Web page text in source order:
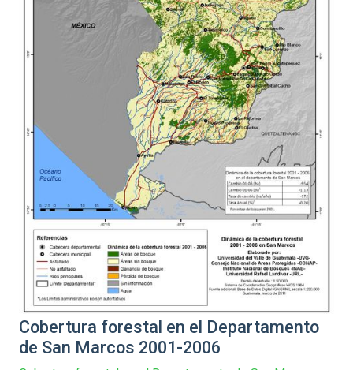
Cobertura forestal en el Departamento
de San Marcos 2001-2006